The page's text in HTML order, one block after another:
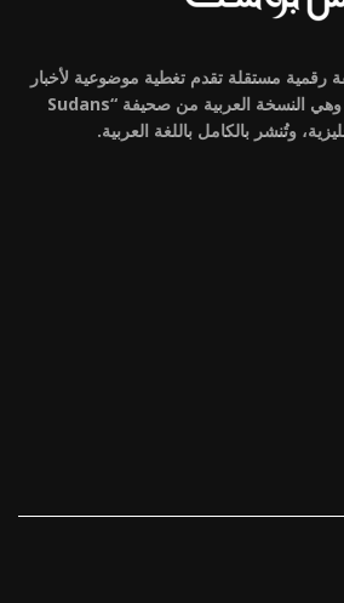
مستقلة تقدم تغطية موضوعية لأخبار
السودان وجنوب السودان، وهي النسخة العربية من صحيفة “Sudans